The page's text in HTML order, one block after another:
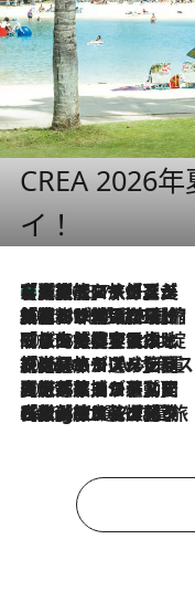
CREA 2026
イ！
2026.8.7
【厳選旅コスメ】「多機能アイテムがメイン！」旅好き美容エディターが選んだ夏旅ベストコスメを発表【Mサイズジップ】
2026.8.6
「荷物が増えるほど旅ストレスは増す」美容ジャーナリストがたどり着いた最終結論。“化粧品を劇的に減らす”感動の凝縮美容とは
2026.8.6
「旅先には金髪ウィッグを持参」日本と同じメイクでは損してる!? 美容ジャーナリストが提案する“掟破りの旅美容”とは
2026.8.6
【厳選旅コスメ】「身軽さ＆UV対策重視！」ヘアアーティストshucoが選んだ夏旅ベストコスメを発表【Mサイズジップ】
2026.8.5
【厳選旅コスメ】国内をあちこち移動する河井菜摘が選んだ夏旅ベストコスメ発表！「リラックスアイテムはマスト」【Mサイズジップ】
2026.8.4
【厳選旅コスメ】「紫外線＆乾燥対策しながらメイク感も！」ヘア＆メイクGeorgeが選んだ夏旅ベストコスメを発表！【Mサイズジップ】